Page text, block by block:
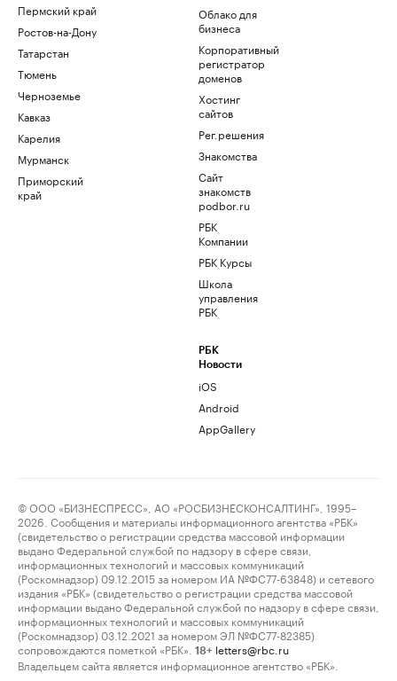
Пермский край
Ростов-на-Дону
Татарстан
Тюмень
Черноземье
Кавказ
Карелия
Мурманск
Приморский
край
Облако для
бизнеса
Корпоративный
регистратор
доменов
Хостинг
сайтов
Рег.решения
Знакомства
Сайт
знакомств
podbor.ru
РБК
Компании
РБК Курсы
Школа
управления
РБК
РБК
Новости
iOS
Android
AppGallery
© ООО «БИЗНЕСПРЕСС», АО «РОСБИЗНЕСКОНСАЛТИНГ», 1995–
2026. Сообщения и материалы информационного агентства «РБК»
(свидетельство о регистрации средства массовой информации
выдано Федеральной службой по надзору в сфере связи,
информационных технологий и массовых коммуникаций
(Роскомнадзор) 09.12.2015 за номером ИА №ФС77-63848) и сетевого
издания «РБК» (свидетельство о регистрации средства массовой
информации выдано Федеральной службой по надзору в сфере связи,
информационных технологий и массовых коммуникаций
(Роскомнадзор) 03.12.2021 за номером ЭЛ №ФС77-82385)
сопровождаются пометкой «РБК».
18+ letters@rbc.ru
Владельцем сайта является информационное агентство «РБК».